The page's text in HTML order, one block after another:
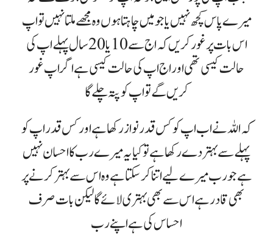
میرے پاس کچھ نہیں یا جو میں چاہتا ہوں وہ مجھے ملتا نہیں تو اپ
اس بات پر غور کریں کہ اج سے 10 یا 20 سال پہلے اپ کی
حالت کیسی تھی اور اج اپ کی حالت کیسی ہے اگر اپ غور
کریں گے تو اپ کو پتہ چلے گا
کہ اللہ نے اب اپ کو کس قدر نواز رکھا ہے اور کس قدر اپ کو
پہلے سے بہتر دے رکھا ہے تو کیا یہ میرے رب کا احسان نہیں
ہے جو رب میرے لیے اتنا کر سکتا ہے وہ اس سے بہتر کرنے پر
بھی قادر ہے اس سے بھی بہتری لائے گا لیکن بات صرف
احساس کی ہے اپنے رب